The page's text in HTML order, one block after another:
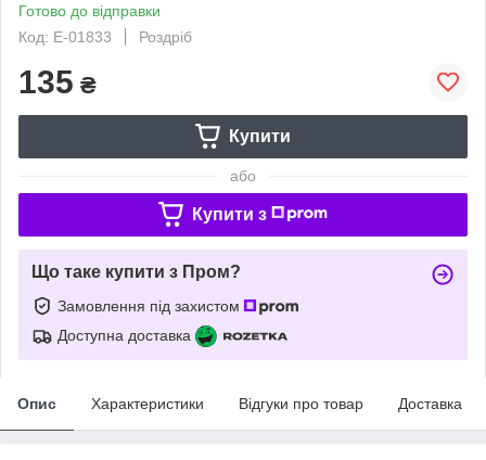
Готово до відправки
Код: Е-01833
Роздріб
135 ₴
Купити
або
Купити з
Що таке купити з Пром?
Замовлення під захистом
Доступна доставка
Опис Характеристики Відгуки про товар Доставка